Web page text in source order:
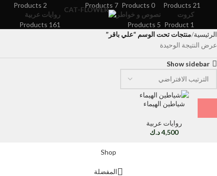
21 Products
0 Products
7 Products
2 Products
كروت
1 Product
نصوص و خواطر
5 Products
روايات عربية
161 Products
الرئيسية منتجات تحت الوسم “علي باقر”
عرض النتيجة الوحيدة
Show sidebar
شياطين الهيماء
روايات عربية
4,500د.ك
Shop
المفضلة